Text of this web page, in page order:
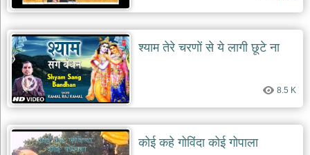
श्याम तेरे चरणों से ये लागी छूटे ना
8.5 K
कोई कहे गोविंदा कोई गोपाला